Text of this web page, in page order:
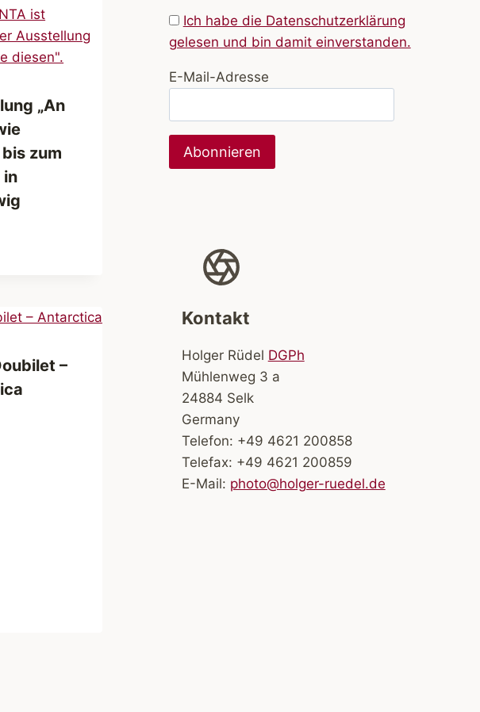
„An
zum
in
–
Ich habe die Datenschutzerklärung
gelesen und bin damit einverstanden.
E-Mail-Adresse
Kontakt
Holger Rüdel DGPh
Mühlenweg 3 a
24884 Selk
Germany
Telefon: +49 4621 200858
Telefax: +49 4621 200859
E-Mail: photo@holger-ruedel.de